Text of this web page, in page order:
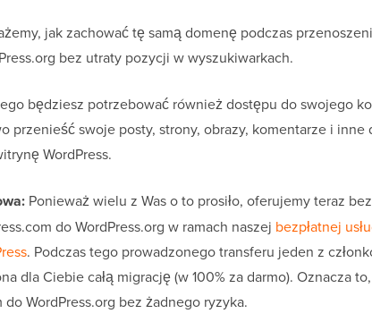
jak zachować tę samą domenę podczas
bez utraty pozycji w wyszukiwarkach.
będziesz potrzebować również dostępu do swojego
przenieść swoje posty, strony, obrazy, komentarze i inne
WordPress.
Ponieważ wielu z Was o to prosiło, oferujemy teraz
do WordPress.org w ramach naszej bezpłatnej
. Podczas tego prowadzonego transferu jeden z
dla Ciebie całą migrację (w 100% za darmo). Oznacza
do WordPress.org bez żadnego ryzyka.